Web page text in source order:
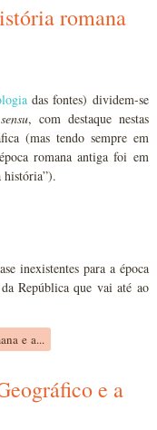
romana
das fontes) dividem-se
sensu, com destaque nestas
(mas tendo sempre em
romana antiga foi em
história”).
inexistentes para a época
República que vai até ao
e a...
e a